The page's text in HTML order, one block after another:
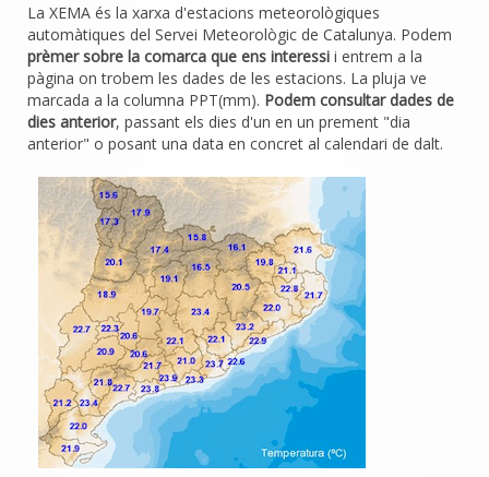
La XEMA és la xarxa d'estacions meteorològiques
automàtiques del Servei Meteorològic de Catalunya. Podem
prèmer sobre la comarca que ens interessi i entrem a la
pàgina on trobem les dades de les estacions. La pluja ve
marcada a la columna PPT(mm). Podem consultar dades de
dies anterior, passant els dies d'un en un prement "dia
anterior" o posant una data en concret al calendari de dalt.